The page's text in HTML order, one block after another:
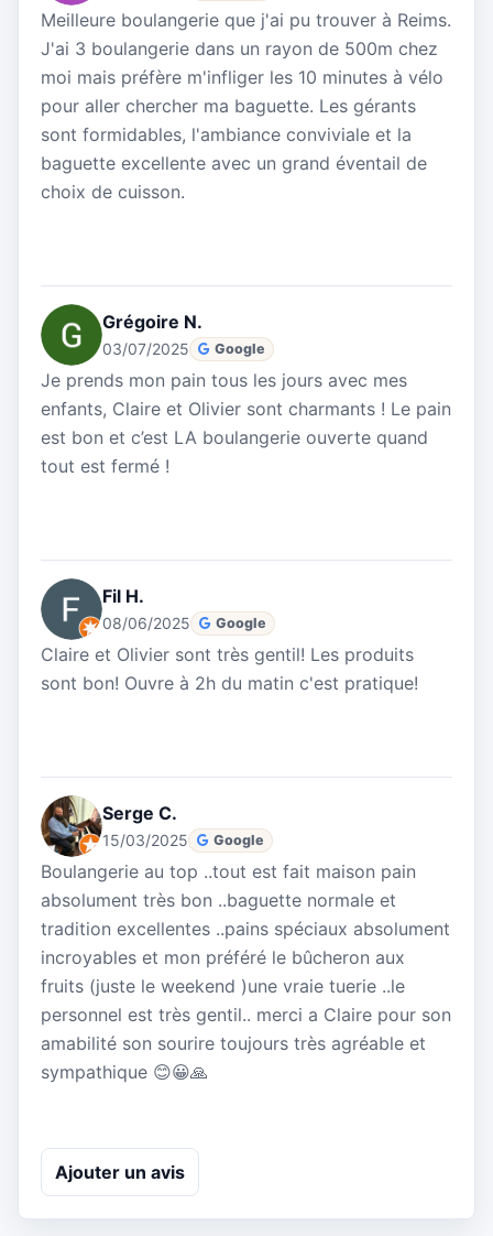
Meilleure boulangerie que j'ai pu trouver à Reims.
J'ai 3 boulangerie dans un rayon de 500m chez
moi mais préfère m'infliger les 10 minutes à vélo
pour aller chercher ma baguette. Les gérants
sont formidables, l'ambiance conviviale et la
baguette excellente avec un grand éventail de
choix de cuisson.
Grégoire N.
03/07/2025 Google
Je prends mon pain tous les jours avec mes
enfants, Claire et Olivier sont charmants ! Le pain
est bon et c’est LA boulangerie ouverte quand
tout est fermé !
Fil H.
08/06/2025 Google
Claire et Olivier sont très gentil! Les produits
sont bon! Ouvre à 2h du matin c'est pratique!
Serge C.
15/03/2025 Google
Boulangerie au top ..tout est fait maison pain
absolument très bon ..baguette normale et
tradition excellentes ..pains spéciaux absolument
incroyables et mon préféré le bûcheron aux
fruits (juste le weekend )une vraie tuerie ..le
personnel est très gentil.. merci a Claire pour son
amabilité son sourire toujours très agréable et
sympathique 😊😀🙏
Ajouter un avis